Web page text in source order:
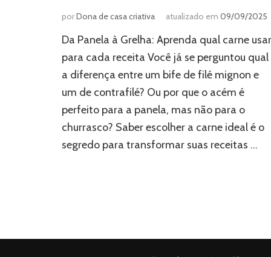
porDona de casa criativa atualizado em 09/09/2025
Da Panela à Grelha: Aprenda qual carne usar
para cada receita Você já se perguntou qual
a diferença entre um bife de filé mignon e
um de contrafilé? Ou por que o acém é
perfeito para a panela, mas não para o
churrasco? Saber escolher a carne ideal é o
segredo para transformar suas receitas …